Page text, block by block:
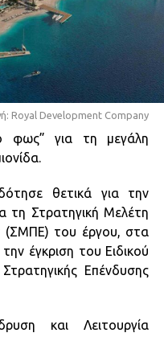
Royal Development Company
φως” για τη μεγάλη
θετικά για την
τη Στρατηγική Μελέτη
(ΣΜΠΕ) του έργου, στα
έγκριση του Ειδικού
Επένδυσης
και Λειτουργία